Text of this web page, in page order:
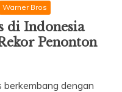
Warner Bros
di Indonesia
Penonton
berkembang dengan